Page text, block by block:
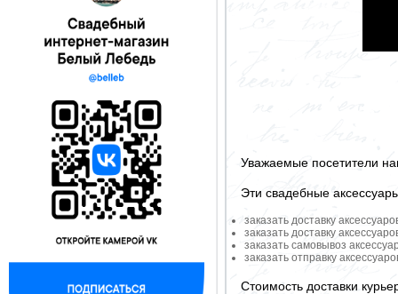
Уважаемые посетители
Эти свадебные
заказать доставку
заказать доставку
заказать самовывоз
заказать отправку
Стоимость доставки